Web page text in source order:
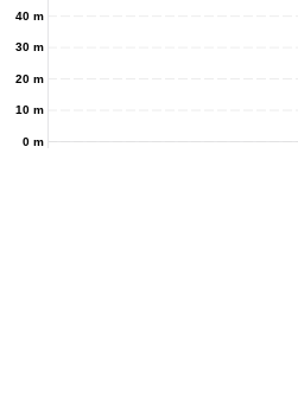
0 m
10 m
20 m
30 m
40 m